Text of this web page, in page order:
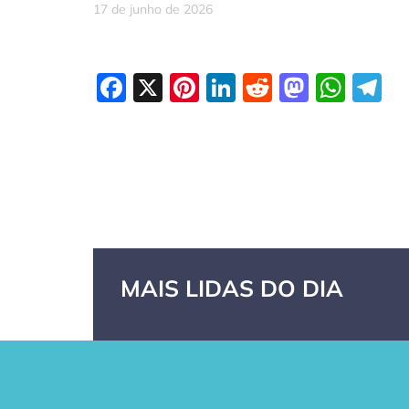
17 de junho de 2026
Facebook
X Pinterest
LinkedIn
Reddit
MAIS LIDAS DO DIA